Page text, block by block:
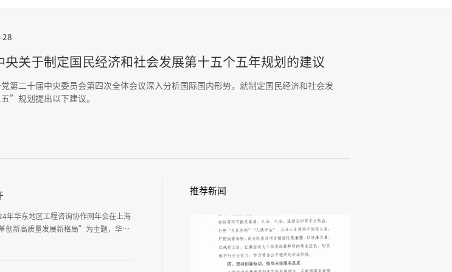
28
央关于制定国民经济和社会发展第十五个五年规划的建议
第二十届中央委员会第四次全体会议深入分析国际国内形势，就制定国民经济和社会发
”规划提出以下建议。
年华东地区工程咨询协作网年会在上海
创新高质量发展新格局”为主题，华东
推荐新闻